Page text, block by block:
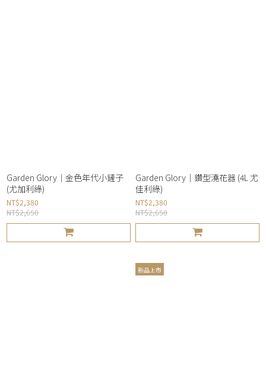
Garden Glory｜金色年代小鏟子
(尤加利綠)
NT$2,380
NT$2,650
Garden Glory｜鑽型澆花器 (4L 尤
佳利綠)
NT$2,380
NT$2,650
新品上市